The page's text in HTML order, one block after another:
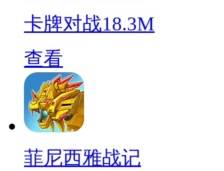
卡牌对战18.3M
查看
菲尼西雅战记